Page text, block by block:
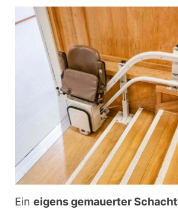
Ein eigens gemauerter Schacht